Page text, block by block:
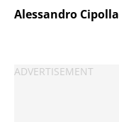
Alessandro Cipolla